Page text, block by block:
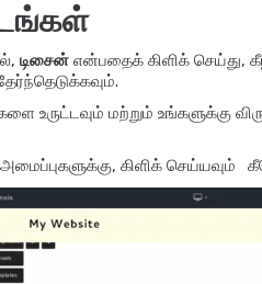
டிசைன் என்பதைக் கிளிக் செய்து,
உருட்டவும் மற்றும் உங்களுக்கு
அமைப்புகளுக்கு, கிளிக் செய்யவும்